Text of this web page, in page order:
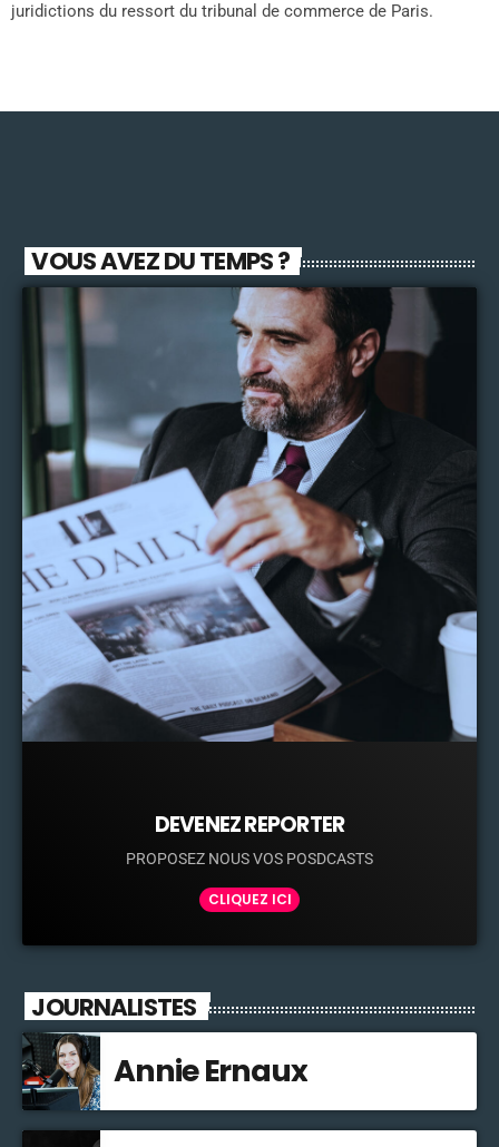
juridictions du ressort du tribunal de commerce de Paris.
VOUS AVEZ DU TEMPS ?
DEVENEZ REPORTER
PROPOSEZ NOUS VOS POSDCASTS
CLIQUEZ ICI
JOURNALISTES
Annie Ernaux